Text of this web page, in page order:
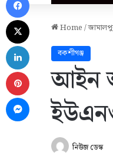
Home/
বকশীগঞ্জ
আইন
নিউজ ডেস্ক
LinkedIn
Pinterest
Messenger